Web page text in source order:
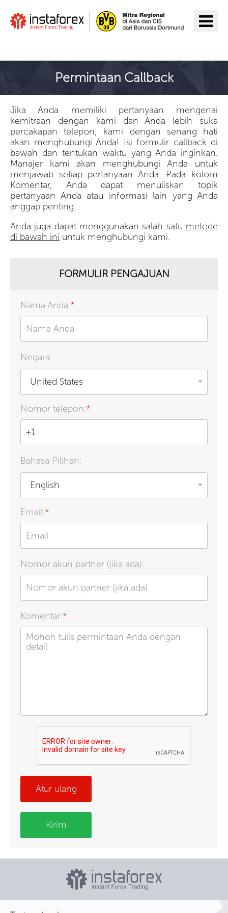
Permintaan Callback
Jika Anda memiliki pertanyaan mengenai
kemitraan dengan kami dan Anda lebih suka
percakapan telepon, kami dengan senang hati
akan menghubungi Anda! Isi formulir callback di
bawah dan tentukan waktu yang Anda inginkan.
Manajer kami akan menghubungi Anda untuk
menjawab setiap pertanyaan Anda. Pada kolom
Komentar, Anda dapat menuliskan topik
pertanyaan Anda atau informasi lain yang Anda
anggap penting.
Anda juga dapat menggunakan salah satu metode
di bawah ini untuk menghubungi kami.
FORMULIR PENGAJUAN
Nama Anda:*
Negara:
United States
Nomor telepon:*
Bahasa Pilihan:
English
Email:*
Nomor akun partner (jika ada):
Komentar:*
Atur ulang
Kirim